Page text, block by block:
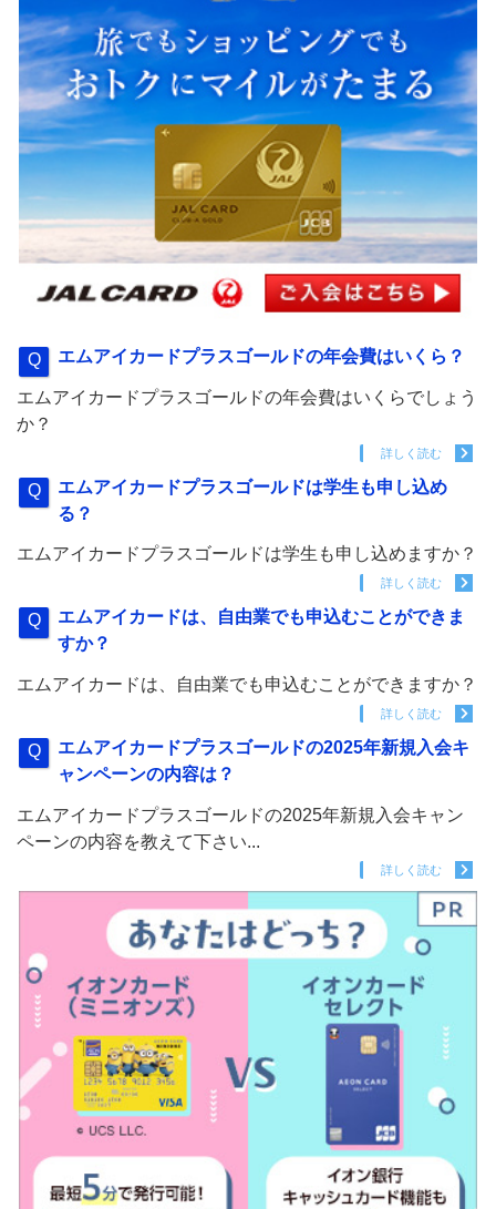
エムアイカードプラスゴールドの年会費はいくら？
エムアイカードプラスゴールドの年会費はいくらでしょう
か？
詳しく読む
エムアイカードプラスゴールドは学生も申し込め
る？
エムアイカードプラスゴールドは学生も申し込めますか？
詳しく読む
エムアイカードは、自由業でも申込むことができま
すか？
エムアイカードは、自由業でも申込むことができますか？
詳しく読む
エムアイカードプラスゴールドの2025年新規入会キ
ャンペーンの内容は？
エムアイカードプラスゴールドの2025年新規入会キャン
ペーンの内容を教えて下さい...
詳しく読む